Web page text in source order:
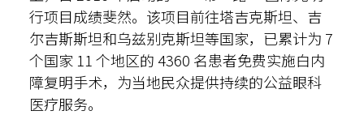
行项目成绩斐然。该项目前往塔吉克斯坦、吉
尔吉斯斯坦和乌兹别克斯坦等国家，已累计为 7
个国家 11 个地区的 4360 名患者免费实施白内
障复明手术，为当地民众提供持续的公益眼科
医疗服务。